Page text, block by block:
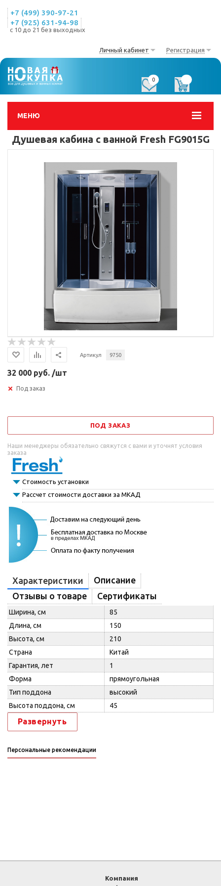
+7 (499) 390-97-21
+7 (925) 631-94-98
с 10 до 21 без выходных
Личный кабинет Регистрация
МЕНЮ
0
Душевая кабина с ванной Fresh FG9015G
Артикул 9750
32 000 руб. /шт
Под заказ
ПОД ЗАКАЗ
Наши менеджеры обязательно свяжутся с вами и уточнят условия
заказа
Стоимость установки
Рассчет стоимости доставки за МКАД
Характеристики
Описание
Отзывы о товаре
Сертификаты
Ширина, см
85
Длина, см
150
Высота, см
210
Страна
Китай
Гарантия, лет
1
Форма
прямоугольная
Тип поддона
высокий
Высота поддона, см
45
Развернуть
Персональные рекомендации
Компания